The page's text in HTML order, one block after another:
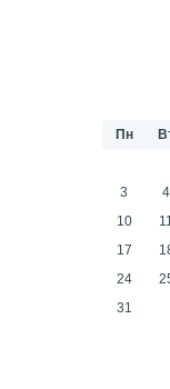
вам в
Пн
3
4
10
17
24
31